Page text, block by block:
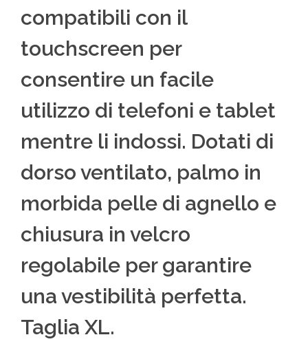
compatibili con il
touchscreen per
consentire un facile
utilizzo di telefoni e tablet
mentre li indossi. Dotati di
dorso ventilato, palmo in
morbida pelle di agnello e
chiusura in velcro
regolabile per garantire
una vestibilità perfetta.
Taglia XL.